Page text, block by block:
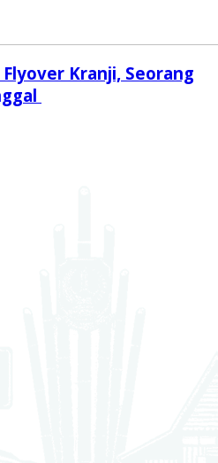
Kranji, Seorang